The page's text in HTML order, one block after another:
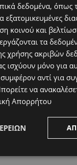
δεδομένα, όπως
εξατομικευμένες
κοινού και
τα
χρήσης ακριβών
ισχύουν μόνο για
αντί για
να
Απορρήτου